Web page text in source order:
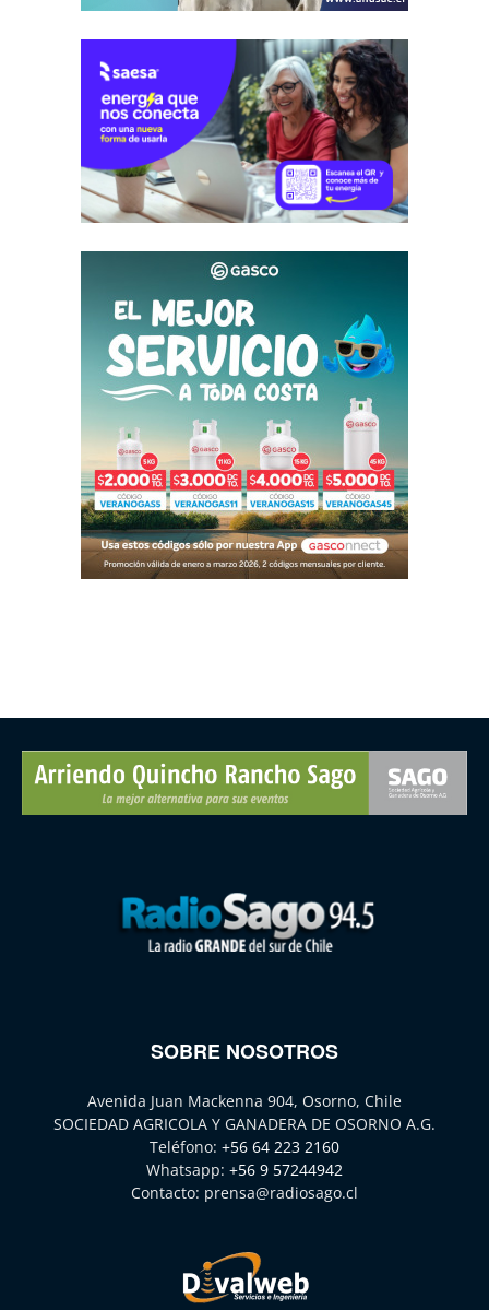
SOBRE NOSOTROS
Avenida Juan Mackenna 904, Osorno, Chile
SOCIEDAD AGRICOLA Y GANADERA DE OSORNO A.G.
Teléfono: +56 64 223 2160
Whatsapp: +56 9 57244942
Contacto: prensa@radiosago.cl